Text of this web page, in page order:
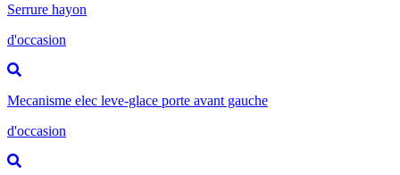
Serrure hayon
d'occasion
Mecanisme elec leve-glace porte avant gauche
d'occasion